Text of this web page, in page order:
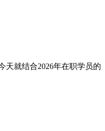
就结合2026年在职学员的